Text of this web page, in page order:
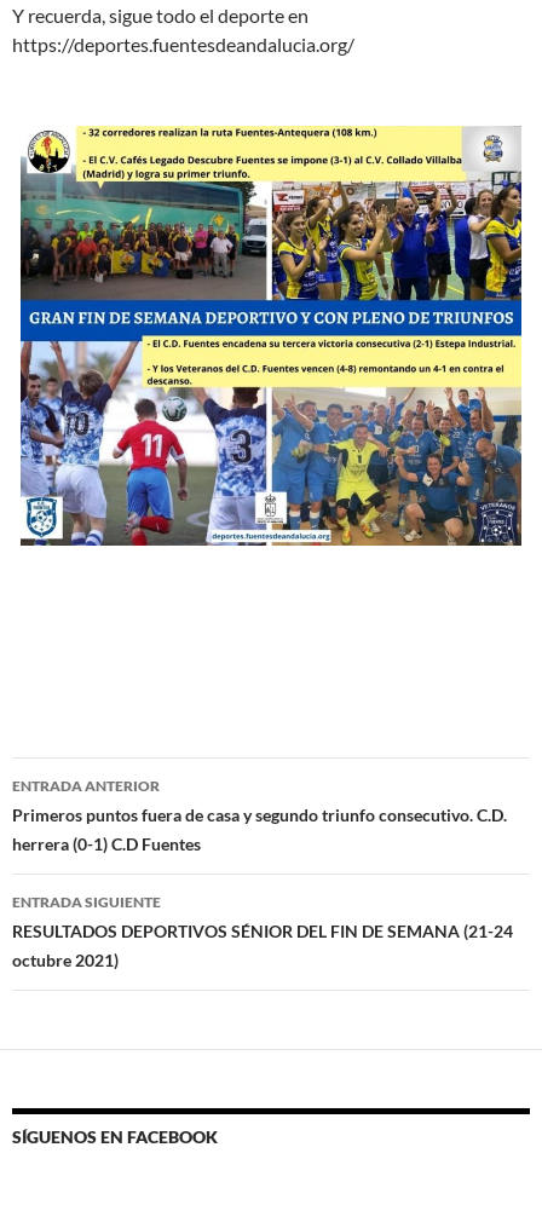
Y recuerda, sigue todo el deporte en
https://deportes.fuentesdeandalucia.org/
Navegación
de
entradas
ENTRADA ANTERIOR
Primeros puntos fuera de casa y segundo triunfo consecutivo. C.D.
herrera (0-1) C.D Fuentes
ENTRADA SIGUIENTE
RESULTADOS DEPORTIVOS SÉNIOR DEL FIN DE SEMANA (21-24
octubre 2021)
SÍGUENOS EN FACEBOOK